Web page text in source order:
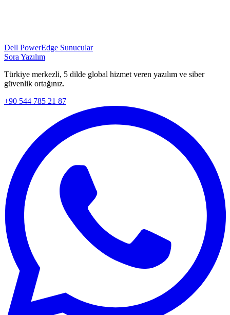
Dell PowerEdge Sunucular
Sora Yazılım
Türkiye merkezli, 5 dilde global hizmet veren yazılım ve siber
güvenlik ortağınız.
+90 544 785 21 87